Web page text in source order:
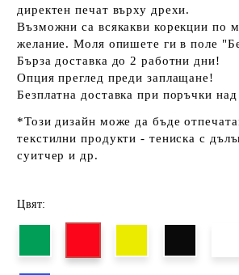
директен печат върху дрехи.
Възможни са всякакви корекции по
желание. Моля опишете ги в поле
Бърза доставка до 2 работни дни!
Опция преглед преди заплащане!
Безплатна доставка при поръчки
*Този дизайн може да бъде
текстилни продукти - тениска с
суитчер и др.
Цвят: